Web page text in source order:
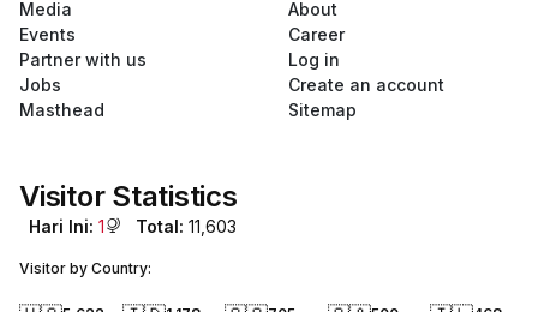
Media
Events
Partner with us
Jobs
Masthead
About
Career
Log in
Create an account
Sitemap
Visitor Statistics
Hari Ini: 1 Total: 11,603
Visitor by Country: